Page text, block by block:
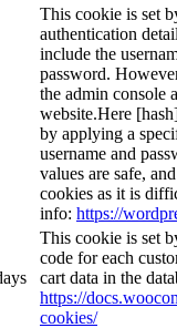
This cookie is set
authentication
include the
password.
the admin console
website.Here
by applying a
username and
values are safe,
cookies as it is
info: https://
This cookie is set
code for each
cart data in the
https://
cookies/